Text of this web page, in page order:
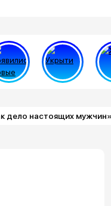
дело настоящих